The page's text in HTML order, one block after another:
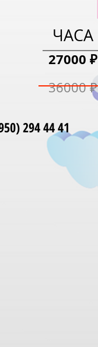
ЧАСА
27000 ₽
36000 ₽
294 44 41